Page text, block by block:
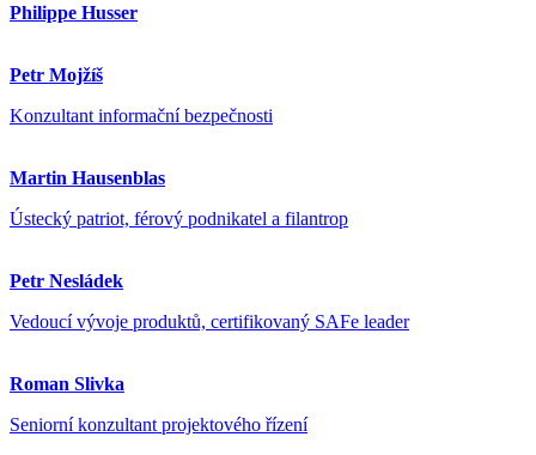
Philippe Husser
Petr Mojžíš
Konzultant informační bezpečnosti
Martin Hausenblas
Ústecký patriot, férový podnikatel a filantrop
Petr Nesládek
Vedoucí vývoje produktů, certifikovaný SAFe leader
Roman Slivka
Seniorní konzultant projektového řízení